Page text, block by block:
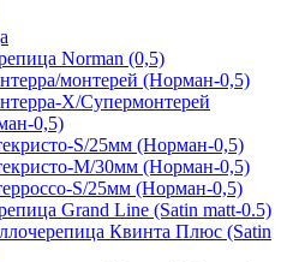
Norman (0,5)
монтерей (Норман-0,5)
Х/Супермонтерей
0,5)
S/25мм (Норман-0,5)
M/30мм (Норман-0,5)
S/25мм (Норман-0,5)
Grand Line (Satin matt-0.5)
Квинта Плюс (Satin